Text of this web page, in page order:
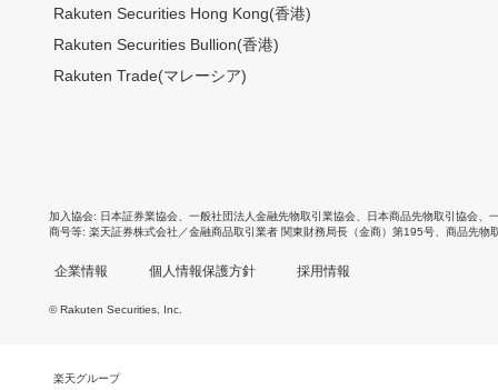
Rakuten Securities Hong Kong(香港)
Rakuten Securities Bullion(香港)
Rakuten Trade(マレーシア)
加入協会 日本証券業協会 一般社団法人金融先物取引業協会 日本商品先物取引協会
商号等 楽天証券株式会社／金融商品取引業者 関東財務局長（金商）第195号、商品先物
企業情報 個人情報保護方針 採用情報
© Rakuten Securities, Inc.
楽天グループ